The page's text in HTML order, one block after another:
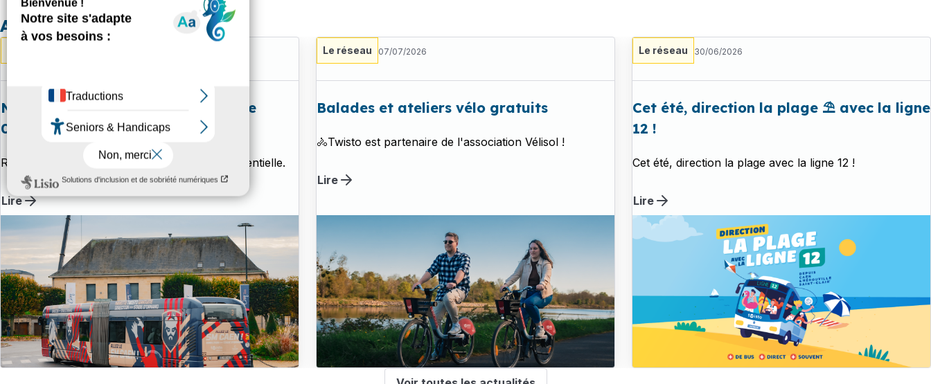
Actualités
Navette gratuite - Match du SMC le
07/08
RDV au SMC avec la nouvelle navette évènementielle.
Lire
Le réseau 07/07/2026
Balades et ateliers vélo gratuits
🚴Twisto est partenaire de l'association Vélisol !
Lire
Le réseau 30/06/2026
Cet été, direction la plage ⛱️ avec la ligne
12 !
Cet été, direction la plage avec la ligne 12 !
Lire